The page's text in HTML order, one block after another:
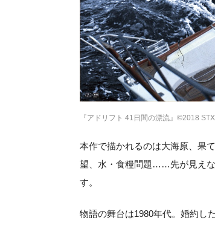
『アドリフト 41日間の漂流』©2018
本作で描かれるのは大海原、果
望、水・食糧問題……先が見えな
す。
物語の舞台は1980年代。婚約し